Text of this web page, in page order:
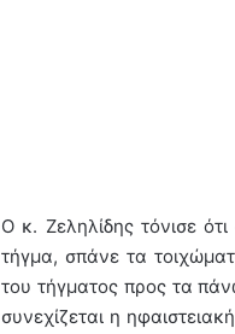
Ο κ. Ζεληλίδης τόνισε
τήγμα, σπάνε τα
του τήγματος προς τα
συνεχίζεται η